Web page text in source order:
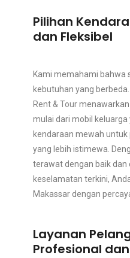
Pilihan
dan Fleksibel
Kami memahami bahwa
kebutuhan yang
Rent & Tourmenawarkan
mulai dari mobil
kendaraan mewah
yang lebih istimewa.
terawat dengan baik
keselamatan terkini,
Makassar dengan
Layanan
Profesional